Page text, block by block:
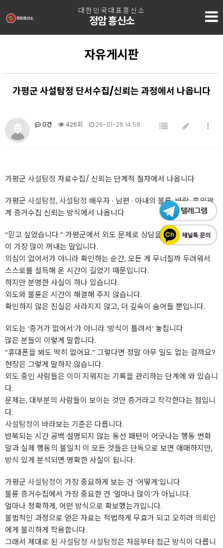
대한민국대표흥신소
정암 흥신소
자유게시판
가평군 사설탐정 단서수집/신뢰는 과정에서 나옵니다
0건 426회 26-01-28 14:58
가평군 사설탐정 자료수집/ 신뢰는 단계적 절차에서 나옵니다
가평군 사설탐정,사설탐정 배우자 · 남편 · 아내의 불륜, 바람, 혼외관
계 증거수집 신뢰는 방식에서 나옵니다
“믿고 싶었습니다.” 가평군에서 외도 문제로 상담을 요청하시는 분들
이 가장 많이 꺼내는 말입니다.
의심이 없어서가 아니라 확인하는 순간, 모든 게 무너질까 두려워서
스스로를 설득해 온 시간이 길었기 때문입니다.
하지만 분명한 사실이 하나 있습니다.
외도와 불륜은 시간이 해결해 주지 않습니다.
확인하지 않은 진실은 사라지지 않고, 더 깊숙이 숨어들 뿐입니다.
외도는 ‘증거가 없어서’가 아니라 ‘방식이 틀려서’ 놓칩니다
많은 분들이 이렇게 말합니다.
“휴대폰을 봐도 딱히 없어요.” 그렇다면 정말 아무 일도 없는 걸까요?
현장은 그렇게 말하지 않습니다.
외도 중인 사람들은 이미 지워지는 기록을 관리하는 단계에 와 있습니
다.
문제는, 대부분의 사람들이 보이는 것만 증거라고 착각한다는 점입니
다.
사설탐정이 바라보는 기준은 다릅니다.
반복되는 시간 공백 설명되지 않는 동선 패턴이 어긋나는 행동 변화
말과 실제 행동의 불일치 이 모든 것들은 단독으로 보면 애매하지만,
방식 있게 분석되면 명확한 사실이 됩니다.
가평군 사설탐정이 가장 중요하게 보는 건 ‘어떻게’입니다
불륜 증거수집에서 가장 중요한 건 ‘얼마나 많이’가 아닙니다.
얼마나 정확하게, 어떤 방식으로 확보했는가입니다.
불법적인 과정으로 얻은 자료는 적법하게 무효가 되고 오히려 의뢰인
에게 불리하게 작용합니다.
그래서 제대로 된 사설탐정 사설탐정은 처음부터 접근 방식이 다릅니